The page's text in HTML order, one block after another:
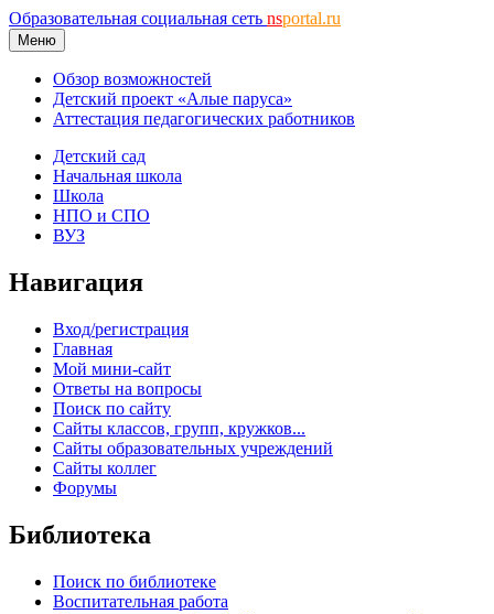
Образовательная социальная сеть nsportal.ru
Меню
Обзор возможностей
Детский проект «Алые паруса»
Аттестация педагогических работников
Детский сад
Начальная школа
Школа
НПО и СПО
ВУЗ
Навигация
Вход/регистрация
Главная
Мой мини-сайт
Ответы на вопросы
Поиск по сайту
Сайты классов, групп, кружков...
Сайты образовательных учреждений
Сайты коллег
Форумы
Библиотека
Поиск по библиотеке
Воспитательная работа